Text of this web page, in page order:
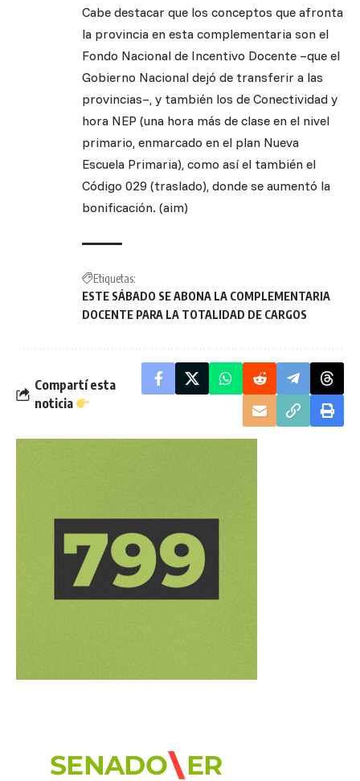
Cabe destacar que los conceptos que afronta
la provincia en esta complementaria son el
Fondo Nacional de Incentivo Docente –que el
Gobierno Nacional dejó de transferir a las
provincias–, y también los de Conectividad y
hora NEP (una hora más de clase en el nivel
primario, enmarcado en el plan Nueva
Escuela Primaria), como así el también el
Código 029 (traslado), donde se aumentó la
bonificación. (aim)
Etiquetas:
ESTE SÁBADO SE ABONA LA COMPLEMENTARIA
DOCENTE PARA LA TOTALIDAD DE CARGOS
Compartí esta
noticia